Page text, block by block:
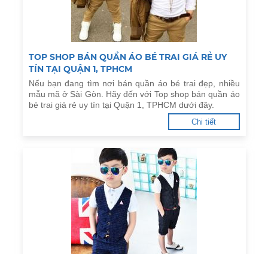
TOP SHOP BÁN QUẦN ÁO BÉ TRAI GIÁ RẺ UY
TÍN TẠI QUẬN 1, TPHCM
Nếu bạn đang tìm nơi bán quần áo bé trai đẹp, nhiều
mẫu mã ở Sài Gòn. Hãy đến với Top shop bán quần áo
bé trai giá rẻ uy tín tại Quận 1, TPHCM dưới đây.
Chi tiết